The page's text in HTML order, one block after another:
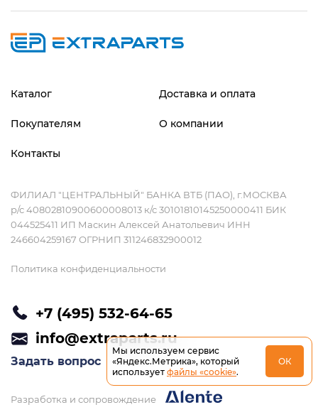
Каталог Доставка и оплата
Покупателям О компании
Контакты
ФИЛИАЛ "ЦЕНТРАЛЬНЫЙ" БАНКА ВТБ (ПАО), г.МОСКВА
р/с 40802810900600008013 к/с 30101810145250000411 БИК
044525411 ИП Маскин Алексей Анатольевич ИНН
246604259167 ОГРНИП 311246832900012
Политика конфиденциальности
+7 (495) 532-64-65
info@extraparts.ru
Задать вопрос
Разработка и сопровождение
Мы используем сервис
«Яндекс.Метрика», который
использует файлы «cookie».
ОК